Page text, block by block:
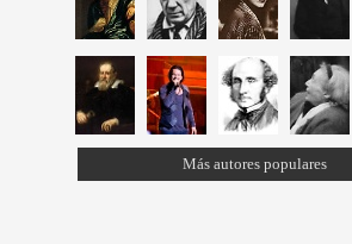
Más autores populares